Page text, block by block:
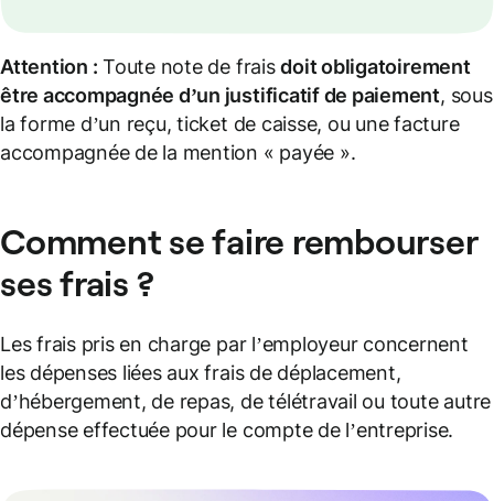
Attention : Toute note de fraisdoit obligatoirement
être accompagnée d’un justificatif de paiement, sous
la forme d’un reçu, ticket de caisse, ou une facture
accompagnée de la mention « payée ».
Comment se faire rembourser
ses frais ?
Les frais pris en charge par l’employeur concernent
les dépenses liées aux frais de déplacement,
d’hébergement, de repas, de télétravail ou toute autre
dépense effectuée pour le compte de l’entreprise.